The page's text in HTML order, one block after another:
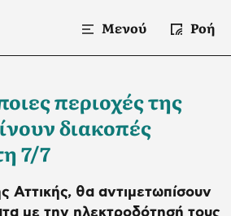
Μενού Ροή
περιοχές της
διακοπές
7/7
Αττικής, θα αντιμετωπίσουν
με την ηλεκτροδότησή τους